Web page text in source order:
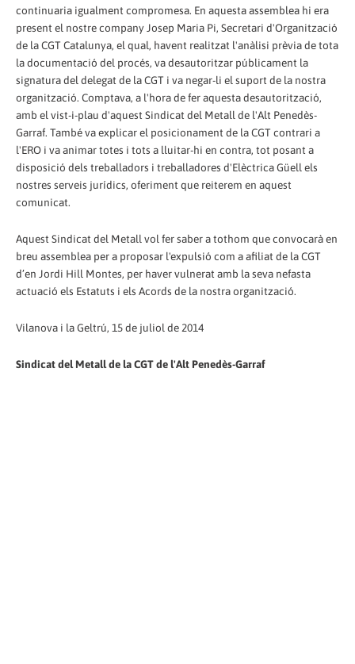
continuaria igualment compromesa. En aquesta assemblea hi era
present el nostre company Josep Maria Pi, Secretari d'Organització
de la CGT Catalunya, el qual, havent realitzat l'anàlisi prèvia de tota
la documentació del procés, va desautoritzar públicament la
signatura del delegat de la CGT i va negar-li el suport de la nostra
organització. Comptava, a l'hora de fer aquesta desautorització,
amb el vist-i-plau d'aquest Sindicat del Metall de l'Alt Penedès-
Garraf. També va explicar el posicionament de la CGT contrari a
l'ERO i va animar totes i tots a lluitar-hi en contra, tot posant a
disposició dels treballadors i treballadores d'Elèctrica Güell els
nostres serveis jurídics, oferiment que reiterem en aquest
comunicat.
Aquest Sindicat del Metall vol fer saber a tothom que convocarà en
breu assemblea per a proposar l'expulsió com a afiliat de la CGT
d’en Jordi Hill Montes, per haver vulnerat amb la seva nefasta
actuació els Estatuts i els Acords de la nostra organització.
Vilanova i la Geltrú, 15 de juliol de 2014
Sindicat del Metall de la CGT de l'Alt Penedès-Garraf